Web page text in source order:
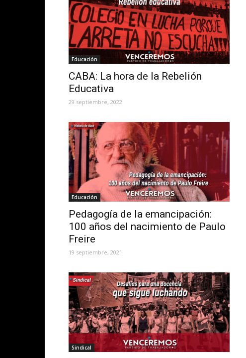
Educación
CABA: La hora de la Rebelión
Educativa
29 septiembre, 2022
Educación
Pedagogía de la emancipación:
100 años del nacimiento de Paulo
Freire
19 septiembre, 2021
Sindical